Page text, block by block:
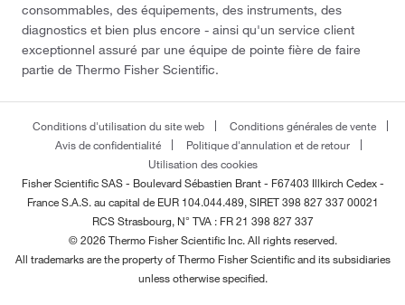
consommables, des équipements, des instruments, des
diagnostics et bien plus encore - ainsi qu'un service client
exceptionnel assuré par une équipe de pointe fière de faire
partie de Thermo Fisher Scientific.
Conditions d'utilisation du site web
Conditions générales de vente
Avis de confidentialité
Politique d'annulation et de retour
Utilisation des cookies
Fisher Scientific SAS - Boulevard Sébastien Brant - F67403 Illkirch Cedex -
FranceS.A.S. au capital de EUR 104.044.489, SIRET 398 827 337 00021
RCS Strasbourg, N° TVA : FR 21 398 827 337
© 2026 Thermo Fisher Scientific Inc. All rights reserved.
All trademarks are the property of Thermo Fisher Scientific and its subsidiaries
unless otherwise specified.